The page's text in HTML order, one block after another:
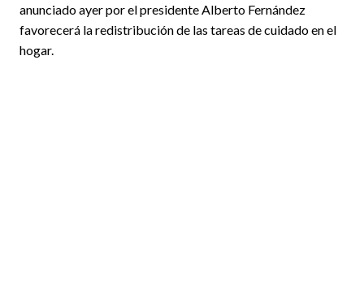
anunciado ayer por el presidente Alberto Fernández
favorecerá la redistribución de las tareas de cuidado en el
hogar.